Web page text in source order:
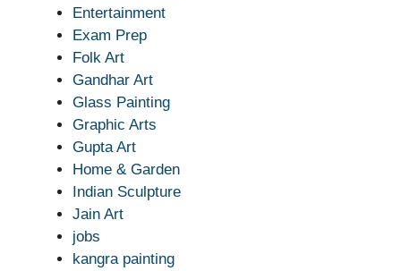
Entertainment
Exam Prep
Folk Art
Gandhar Art
Glass Painting
Graphic Arts
Gupta Art
Home & Garden
Indian Sculpture
Jain Art
jobs
kangra painting